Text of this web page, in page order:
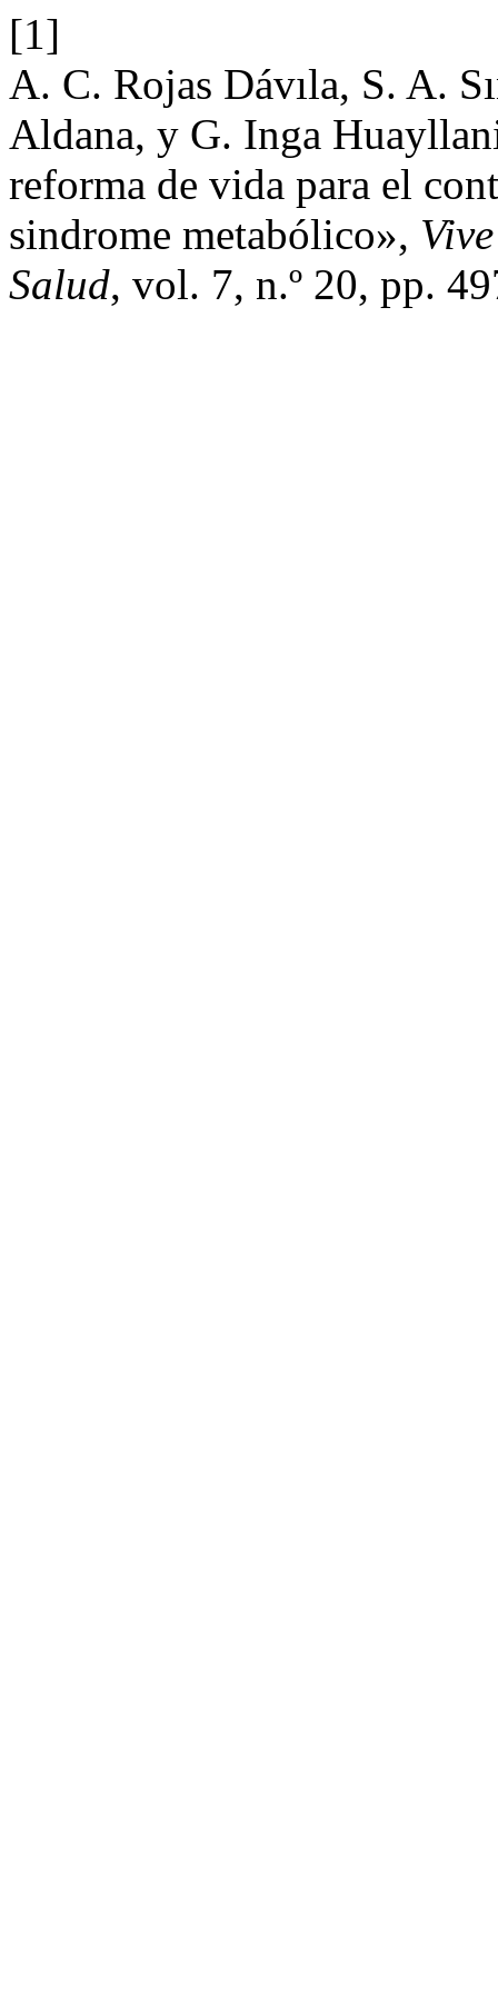
[1]
A. C. Rojas Dávıla, S. A.
Aldana, y G. Inga
reforma de vida para el
sindrome metabólico»,
Salud, vol. 7, n.º 20, pp.